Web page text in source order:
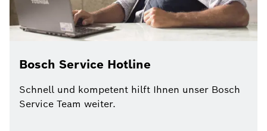
Bosch Service Hotline
Schnell und kompetent hilft Ihnen unser Bosch
Service Team weiter.